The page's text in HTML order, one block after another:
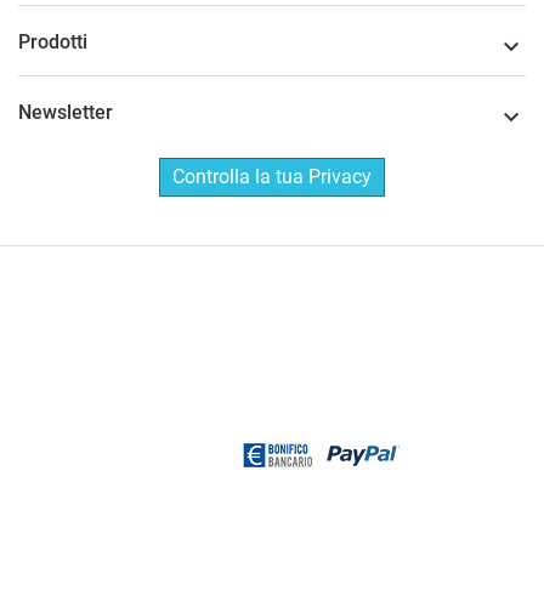
Prodotti 
Newsletter 
Controlla la tua Privacy